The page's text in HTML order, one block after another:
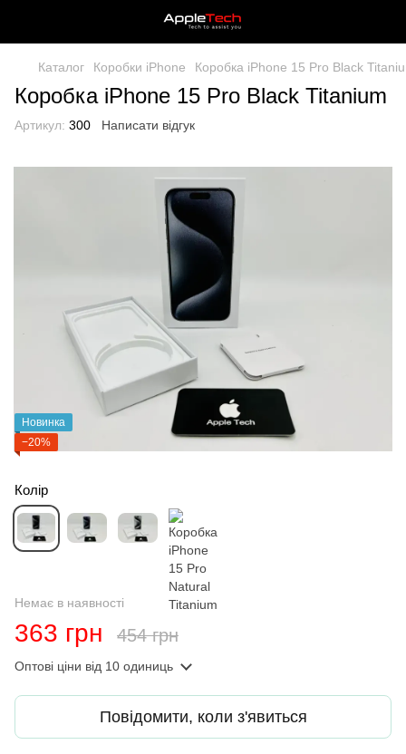
Каталог Коробки iPhone Коробка iPhone 15 Pro Black
Коробка iPhone 15 Pro Black Titanium
Артикул: 300 Написати відгук
Новинка
−20%
Колір
Немає в наявності
363 грн 454 грн
Оптові ціни від 10 одиниць
Повідомити, коли з'явиться